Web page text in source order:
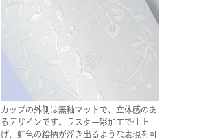
カップの外側は無釉マットで、立体感のあ
るデザインです。ラスター彩加工で仕上
げ、虹色の絵柄が浮き出るような表現を可